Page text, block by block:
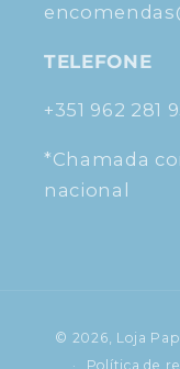
TELEFONE
+351 962 281
*Chamada
nacional
© 2026, Loja
Política de